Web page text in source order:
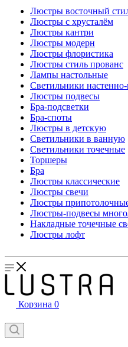
Люстры восточный
Люстры с хрусталём
Люстры кантри
Люстры модерн
Люстры флористика
Люстры стиль прованс
Лампы настольные
Светильники
Люстры подвесы
Бра-подсветки
Бра-споты
Люстры в детскую
Светильники в ванную
Светильники точечные
Торшеры
Бра
Люстры классические
Люстры свечи
Люстры
Люстры-подвесы
Накладные точечные
Люстры лофт
Корзина 0